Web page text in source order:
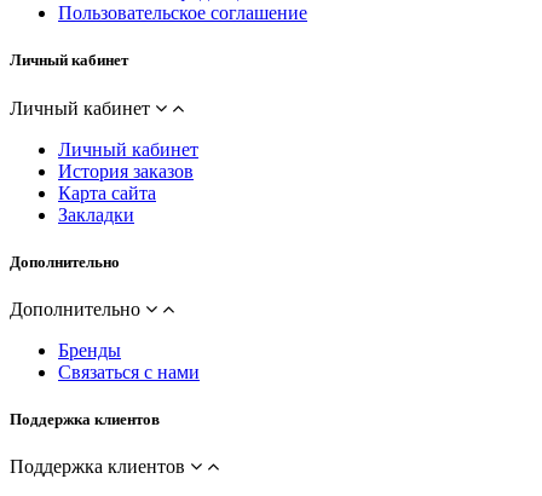
Пользовательское соглашение
Личный кабинет
Личный кабинет
Личный кабинет
История заказов
Карта сайта
Закладки
Дополнительно
Дополнительно
Бренды
Связаться с нами
Поддержка клиентов
Поддержка клиентов